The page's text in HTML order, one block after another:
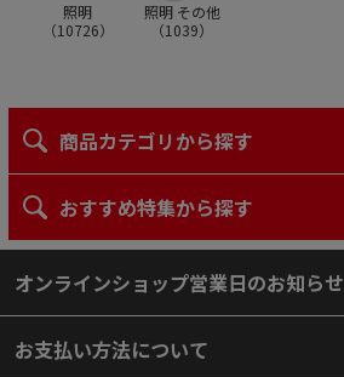
照明
（10726）
照明 その他
（1039）
商品カテゴリから探す
おすすめ特集から探す
オンラインショップ営業日のお知らせ
お支払い方法について